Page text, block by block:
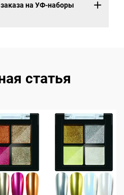
на УФ-наборы
статья